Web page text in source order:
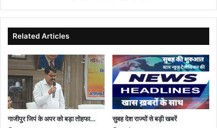
खान-
पान
का
संगम
Related Articles
गाजीपुर जिपं के अपर को बड़ा तोहफा… सुबह देश राज्यों से बड़ी खबरें